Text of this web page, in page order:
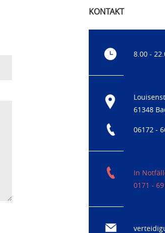
KONTAKT
8.00 -
61348
06172 -
In
0171 -